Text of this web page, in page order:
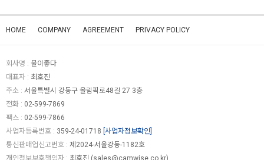
HOME COMPANY AGREEMENT PRIVACY POLICY
회사명 : 물이좋다
대표자 : 최호진
주소 : 서울특별시 강동구 올림픽로48길 27 3층
전화 : 02-599-7869
팩스 : 02-599-7866
사업자등록번호 : 359-24-01718 [사업자정보확인]
통신판매업신고번호 : 제2024-서울강동-1182호
개인정보보호책임자 : 최호진 (sales@camwise.co.kr)